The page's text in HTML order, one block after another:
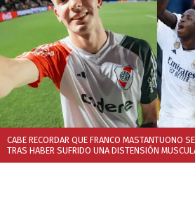
CABE RECORDAR QUE FRANCO MASTANTUONO
TRAS HABER SUFRIDO UNA DISTENSIÓN